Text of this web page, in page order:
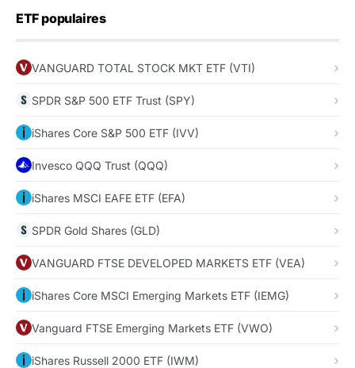
ETF populaires
VANGUARD TOTAL STOCK MKT ETF (VTI)
SPDR S&P 500 ETF Trust (SPY)
iShares Core S&P 500 ETF (IVV)
Invesco QQQ Trust (QQQ)
iShares MSCI EAFE ETF (EFA)
SPDR Gold Shares (GLD)
VANGUARD FTSE DEVELOPED MARKETS ETF (VEA)
iShares Core MSCI Emerging Markets ETF (IEMG)
Vanguard FTSE Emerging Markets ETF (VWO)
iShares Russell 2000 ETF (IWM)